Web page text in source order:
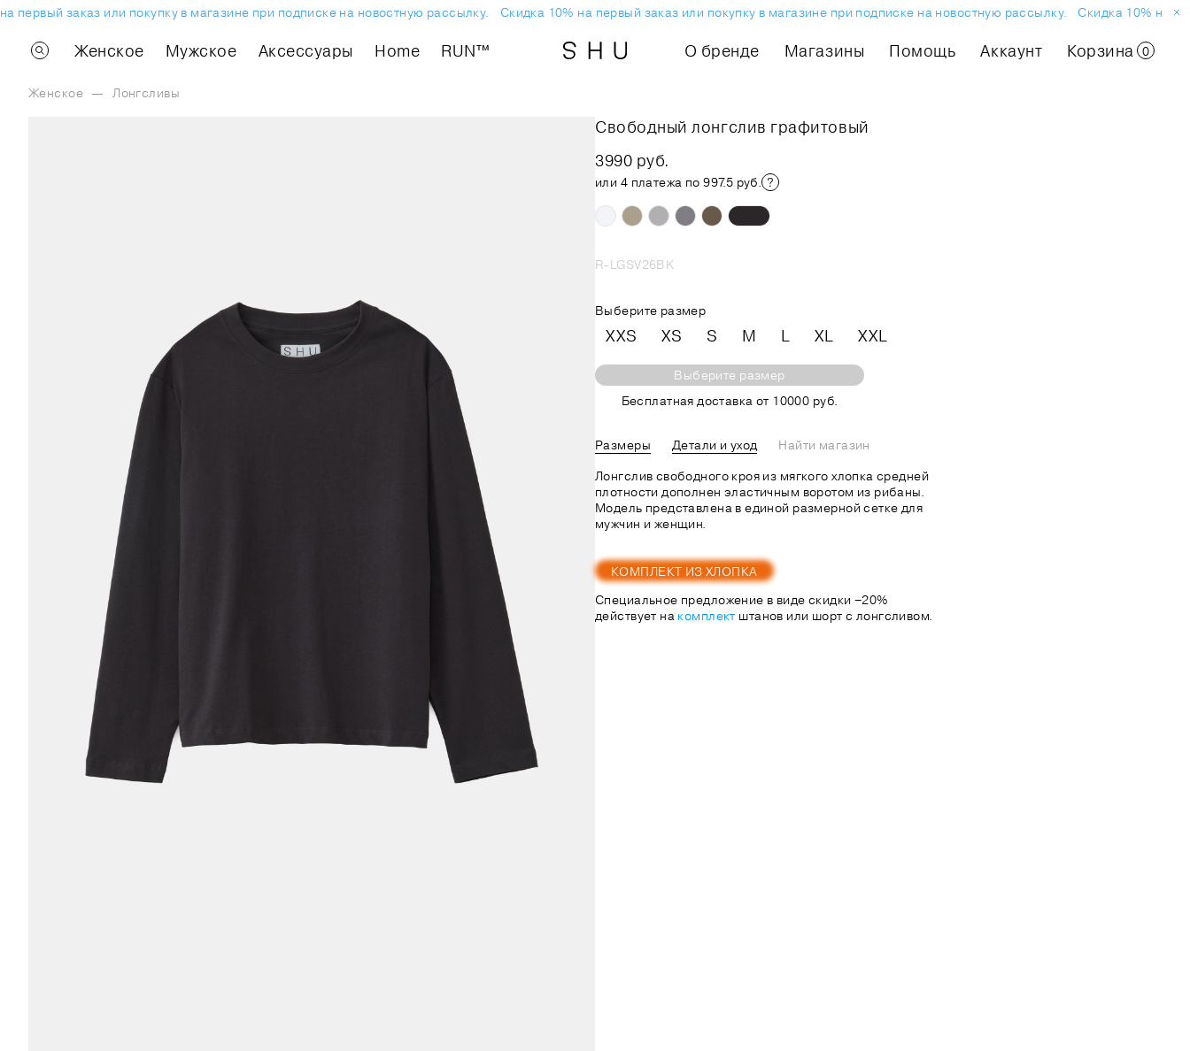
заказ или покупку в магазине при подписке на новостную рассылку. Скидка 10% на первый заказ или покупку в магазине при подписке на новостную рассылку. Скидка 10% на
Женское Мужское Аксессуары Home RUN™ О бренде Магазины Помощь Аккаунт Корзина 0
Женское — Лонгсливы
Свободный лонгслив графитовый
3990 руб.
или 4 платежа по 997.5 руб.
R-LGSV26BK
Выберите размер
XXS XS S M L XL XXL
Выберите размер
Бесплатная доставка от 10000 руб.
Размеры Детали и уход
Найти магазин
Лонгслив свободного кроя из мягкого хлопка средней
плотности дополнен эластичным воротом из рибаны.
Модель представлена в единой размерной сетке для
мужчин и женщин.
КОМПЛЕКТ ИЗ ХЛОПКА
Специальное предложение в виде скидки −20%
действует на комплект штанов или шорт с лонгсливом.